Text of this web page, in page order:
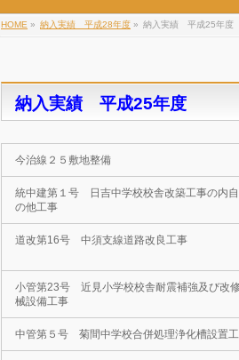
HOME » 納入実績 平成28年度 » 納入実績 平成25年度
納入実績 平成25年度
今治線２５敷地整備
統中建第１号 日吉中学校校舎改築工事の内
の他工事
道改第16号 中須支線道路改良工事
小管第23号 近見小学校校舎耐震補強及び改
械設備工事
中管第５号 菊間中学校合併処理浄化槽設置